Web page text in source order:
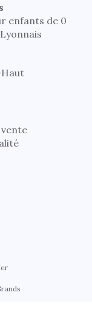
enfants de 0